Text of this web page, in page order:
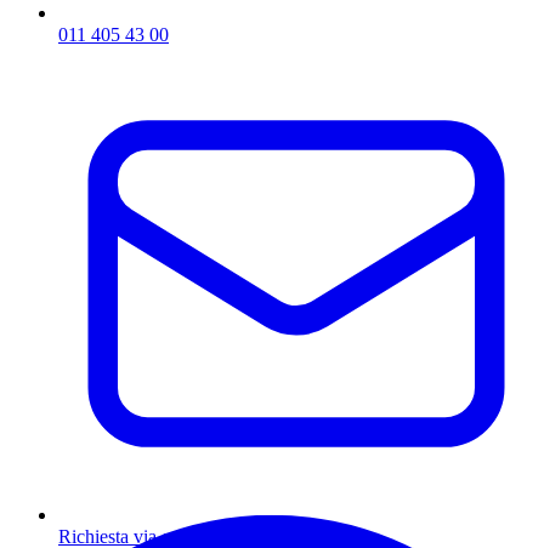
011 405 43 00
Richiesta via email